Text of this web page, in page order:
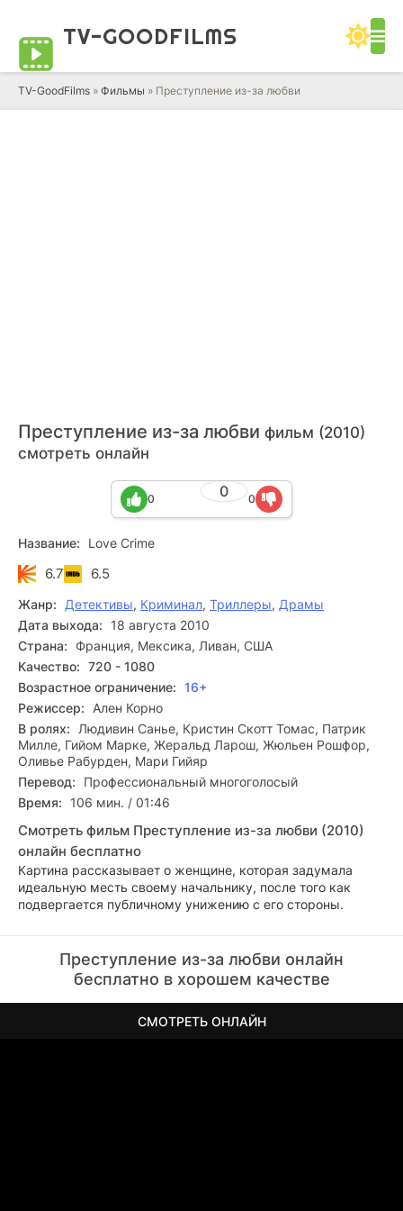
TV-GOODFILMS
TV-GoodFilms » Фильмы » Преступление из-за любви
Преступление из-за любви фильм (2010)
смотреть онлайн
0
0 0
Название: Love Crime
6.7 6.5
Жанр: Детективы, Криминал, Триллеры, Драмы
Дата выхода:
18 августа 2010
Страна:
Франция, Мексика, Ливан, США
Качество: 720 - 1080
Возрастное ограничение: 16+
Режиссер:
Ален Корно
В ролях:
Людивин Санье, Кристин Скотт Томас, Патрик
Милле, Гийом Марке, Жеральд Ларош, Жюльен Рошфор,
Оливье Рабурден, Мари Гийяр
Перевод:
Профессиональный многоголосый
Время:
106 мин. / 01:46
Смотреть фильм Преступление из-за любви (2010)
онлайн бесплатно
Картина рассказывает о женщине, которая задумала
идеальную месть своему начальнику, после того как
подвергается публичному унижению с его стороны.
Преступление из-за любви онлайн
бесплатно в хорошем качестве
СМОТРЕТЬ ОНЛАЙН